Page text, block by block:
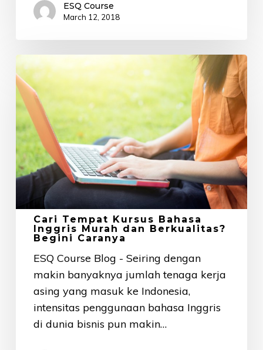
ESQ Course
March 12, 2018
Cari
Tempat
Kursus
Bahasa
Inggris
Murah
dan
Berkualitas?
Begini
Caranya
Cari Tempat Kursus Bahasa
Inggris Murah dan Berkualitas?
Begini Caranya
ESQ Course Blog - Seiring dengan
makin banyaknya jumlah tenaga kerja
asing yang masuk ke Indonesia,
intensitas penggunaan bahasa Inggris
di dunia bisnis pun makin…